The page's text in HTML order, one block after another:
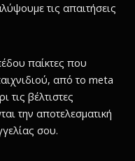
τις απαιτήσεις
παίκτες που
από το meta
τις βέλτιστες
την αποτελεσματική
σου.